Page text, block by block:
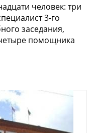
человек: три
3-го
заседания,
помощника